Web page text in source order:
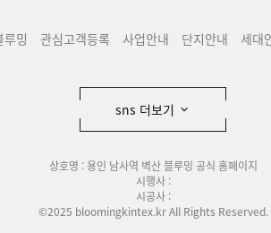
밍 관심고객등록 사업안내 단지안내 세대
sns 더보기
상호명 : 용인 남사역 벽산 블루밍 공식 홈페이지
시행사 :
시공사 :
©2025 bloomingkintex.kr All Rights Reserved.